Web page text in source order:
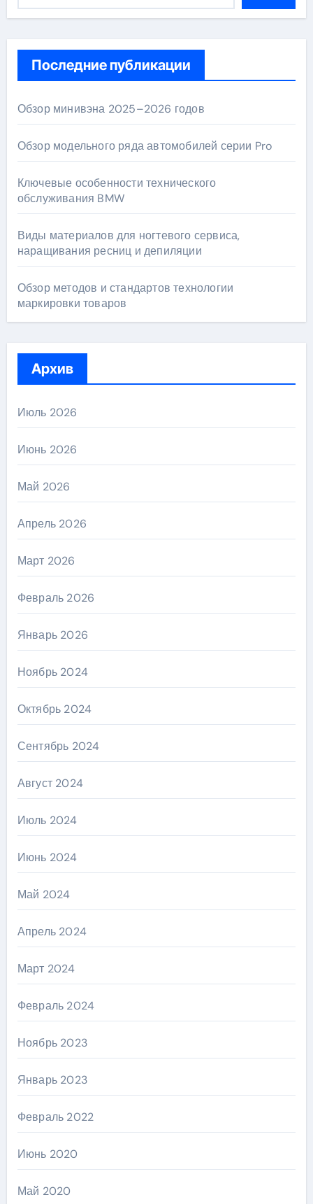
Последние публикации
Обзор минивэна 2025–2026 годов
Обзор модельного ряда автомобилей серии Pro
Ключевые особенности технического
обслуживания BMW
Виды материалов для ногтевого сервиса,
наращивания ресниц и депиляции
Обзор методов и стандартов технологии
маркировки товаров
Архив
Июль 2026
Июнь 2026
Май 2026
Апрель 2026
Март 2026
Февраль 2026
Январь 2026
Ноябрь 2024
Октябрь 2024
Сентябрь 2024
Август 2024
Июль 2024
Июнь 2024
Май 2024
Апрель 2024
Март 2024
Февраль 2024
Ноябрь 2023
Январь 2023
Февраль 2022
Июнь 2020
Май 2020